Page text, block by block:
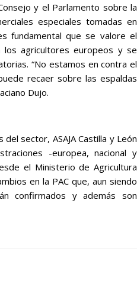
y el Parlamento sobre la
especiales tomadas en
fundamental que se valore el
agricultores europeos y se
“No estamos en contra el
recaer sobre las espaldas
Dujo.
sector, ASAJA Castilla y León
-europea, nacional y
el Ministerio de Agricultura
en la PAC que, aun siendo
confirmados y además son